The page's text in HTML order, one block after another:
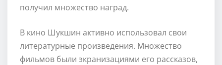
получил множество наград.
В кино Шукшин активно использовал свои
литературные произведения. Множество
фильмов были экранизациями его рассказов,